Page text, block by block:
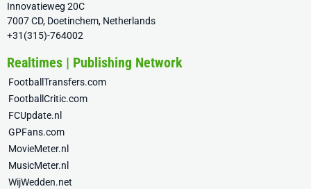
Innovatieweg 20C
7007 CD, Doetinchem, Netherlands
+31(315)-764002
Realtimes | Publishing Network
FootballTransfers.com
FootballCritic.com
FCUpdate.nl
GPFans.com
MovieMeter.nl
MusicMeter.nl
WijWedden.net